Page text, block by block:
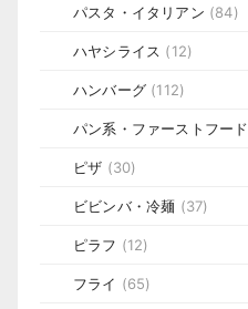
パスタ・イタリアン (84)
ハヤシライス (12)
ハンバーグ (112)
パン系・ファーストフード
ピザ (30)
ビビンバ・冷麺 (37)
ピラフ (12)
フライ (65)